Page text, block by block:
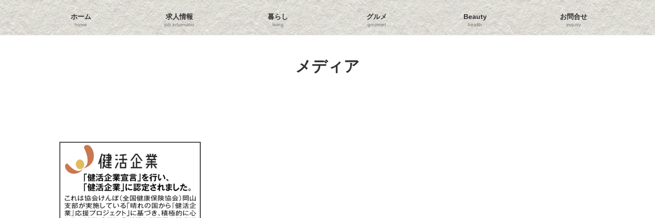
コ
ン
テ
ン
ナ
ビ
ゲ
ー
ホーム
home
求人情報
job information
暮らし
living
グルメ
gourmet
Beauty
health
お問合せ
inquiry
メディア